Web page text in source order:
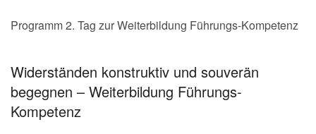
Programm 2. Tag zur Weiterbildung Führungs-Kompetenz
Widerständen konstruktiv und souverän
begegnen – Weiterbildung Führungs-
Kompetenz